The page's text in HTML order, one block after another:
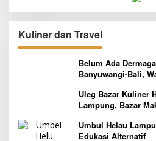
Kuliner dan Travel
Belum Ada
Banyuwangi-Bali,
Uleg Bazar Kuliner
Lampung, Bazar
Umbul Helau
Edukasi Alternatif